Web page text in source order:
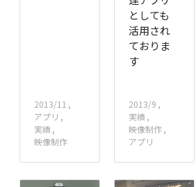
2013/11
アプリ
実績
映像制作
としても
活用され
ておりま
す
2013/9
実績
映像制作
アプリ